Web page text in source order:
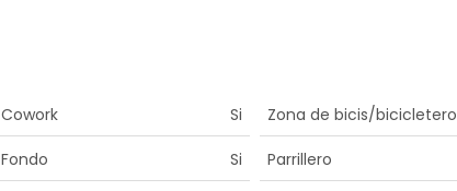
Cowork Si Zona de bicis/bicicletero
Fondo Si Parrillero